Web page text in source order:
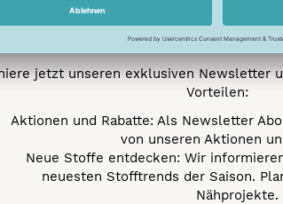
jetzt unseren exklusiven Newsletter
Vorteilen:
Aktionen und Rabatte: Als Newsletter
von unseren Aktionen
Neue Stoffe entdecken: Wir
neuesten Stofftrends der Saison.
Nähprojekte.